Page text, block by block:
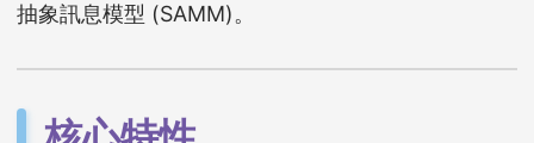
抽象訊息模型 (SAMM)。